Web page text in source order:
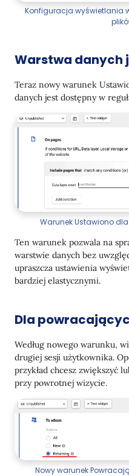
Konfiguracja wyświetlania
Warstwa danych
Teraz nowy warunek
danych jest dostępny w
Warunek Ustawiono
Ten warunek pozwala na
warstwie danych bez
upraszcza ustawienia
bardziej elastycznymi.
Dla
Według nowego warunku,
drugiej sesji użytkownika.
przykład chcesz zwiększyć
przy powrotnej wizycie.
Nowy warunek